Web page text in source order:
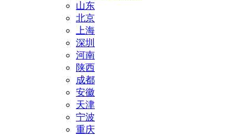
山东
北京
上海
深圳
河南
陕西
成都
安徽
天津
宁波
重庆